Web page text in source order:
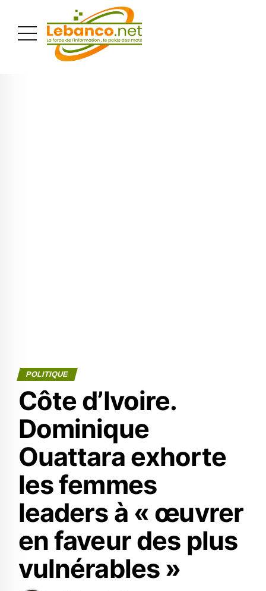
POLITIQUE
Côte d’Ivoire.
Dominique
Ouattara exhorte
les femmes
leaders à « œuvrer
en faveur des plus
vulnérables »